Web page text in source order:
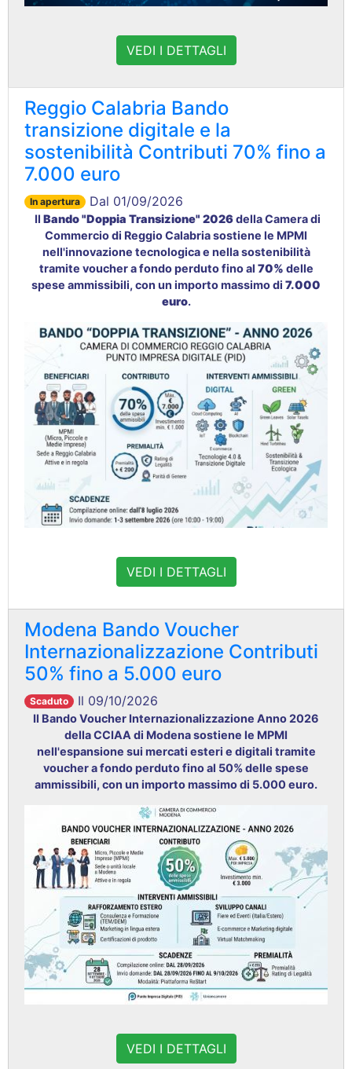
VEDI I DETTAGLI
Reggio Calabria Bando
transizione digitale e la
sostenibilità Contributi 70% fino a
7.000 euro
In apertura Dal 01/09/2026
Il Bando "Doppia Transizione" 2026della Camera di
Commercio di Reggio Calabria sostiene le MPMI
nell'innovazione tecnologicae nella sostenibilità
tramite voucher a fondo perduto fino al 70% delle
spese ammissibili, con un importo massimo di 7.000
euro.
VEDI I DETTAGLI
Modena Bando Voucher
Internazionalizzazione Contributi
50% fino a 5.000 euro
Scaduto Il 09/10/2026
Il Bando Voucher Internazionalizzazione Anno 2026
della CCIAA di Modena sostiene le MPMI
nell'espansione sui mercati esteri e digitali tramite
voucher a fondo perduto fino al 50%delle spese
ammissibili, con un importo massimo di 5.000 euro.
VEDI I DETTAGLI